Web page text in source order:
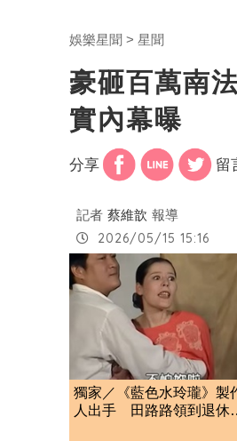
娛樂星聞 星聞
豪砸百萬南
實內幕曝
分享 留
記者 蔡維歆 報導
2026/05/15 15:16
獨家／《藍色水玲瓏》製
人出手 田路路領到退休